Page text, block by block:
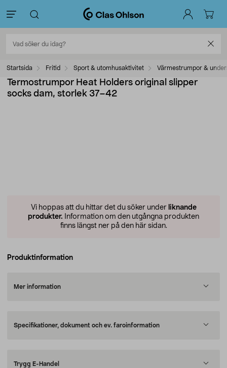
Startsida Fritid Sport & utomhusaktivitet Värmestrumpor &
Termostrumpor Heat Holders original slipper
socks dam, storlek 37–42
Vi hoppas att du hittar det du söker under liknande
produkter. Information om den utgångna produkten
finns längst ner på den här sidan.
Produktinformation
Mer information
Specifikationer, dokument och ev. faroinformation
Trygg E-Handel